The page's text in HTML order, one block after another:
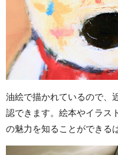
油絵で描かれているので、
認できます。絵本やイラス
の魅力を知ることができる